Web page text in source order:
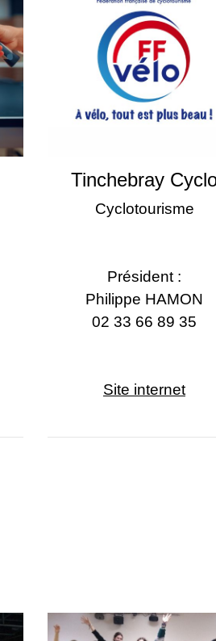
Tinchebray
Cyclotourisme
Président :
Philippe HAMON
02 33 66 89 35
Site internet